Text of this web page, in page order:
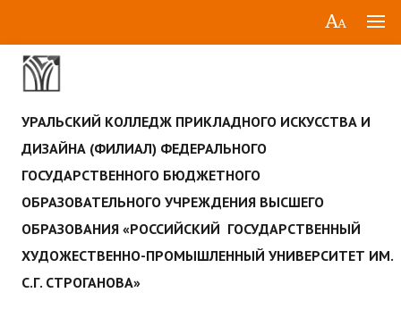
УРАЛЬСКИЙ КОЛЛЕДЖ ПРИКЛАДНОГО ИСКУССТВА И
ДИЗАЙНА (ФИЛИАЛ) ФЕДЕРАЛЬНОГО
ГОСУДАРСТВЕННОГО БЮДЖЕТНОГО
ОБРАЗОВАТЕЛЬНОГО УЧРЕЖДЕНИЯ ВЫСШЕГО
ОБРАЗОВАНИЯ «РОССИЙСКИЙ ГОСУДАРСТВЕННЫЙ
ХУДОЖЕСТВЕННО-ПРОМЫШЛЕННЫЙ УНИВЕРСИТЕТ ИМ.
С.Г. СТРОГАНОВА»